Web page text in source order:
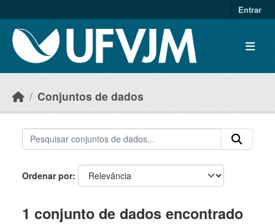
Entrar
Conjuntos de dados
Ordenar por
1 conjunto de dados encontrado